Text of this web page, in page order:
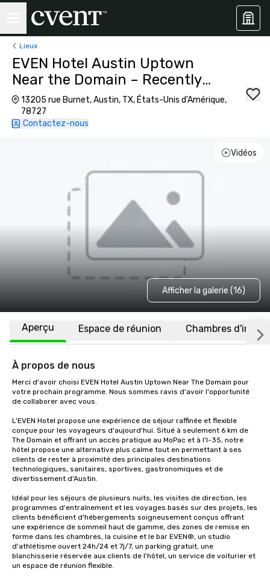
Lieux
EVEN Hotel Austin Uptown
Near the Domain – Recently
Opened
13205 rue Burnet, Austin, TX, États-Unis d'Amérique,
78727
Contactez-nous
Vidéos
Afficher la galerie (16)
Aperçu Espace de réunion Chambres
À propos de nous
Merci d'avoir choisi EVEN Hotel Austin Uptown Near The Domain pour
votre prochain programme. Nous sommes ravis d'avoir l'opportunité
de collaborer avec vous.
L'EVEN Hotel propose une expérience de séjour raffinée et flexible
conçue pour les voyageurs d'aujourd'hui. Situé à seulement 6 km de
The Domain et offrant un accès pratique au MoPac et à l'I-35, notre
hôtel propose une alternative plus calme tout en permettant à ses
clients de rester à proximité des principales destinations
technologiques, sanitaires, sportives, gastronomiques et de
divertissement d'Austin.
Idéal pour les séjours de plusieurs nuits, les visites de direction, les
programmes d'entraînement et les voyages basés sur des projets, les
clients bénéficient d'hébergements soigneusement conçus offrant
une expérience de sommeil haut de gamme, des zones de remise en
forme dans les chambres, la cuisine et le bar EVEN®, un studio
d'athlétisme ouvert 24h/24 et 7j/7, un parking gratuit, une
blanchisserie réservée aux clients de l'hôtel, un service de voiturier et
un espace de réunion flexible.